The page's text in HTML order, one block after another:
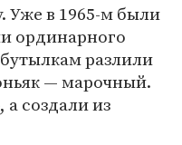
Уже в 1965-м были
ординарного
разлили
— марочный.
а создали из